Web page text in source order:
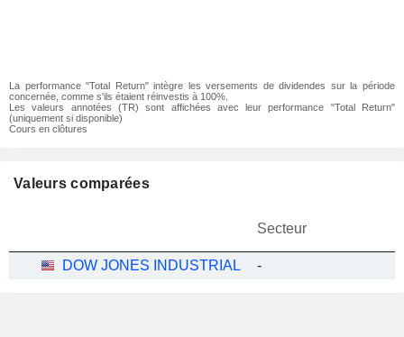
La performance "Total Return" intègre les versements de dividendes sur la période
concernée, comme s'ils étaient réinvestis à 100%.
Les valeurs annotées (TR) sont affichées avec leur performance "Total Return"
(uniquement si disponible)
Cours en clôtures
Valeurs comparées
Secteur
DOW JONES INDUSTRIAL -